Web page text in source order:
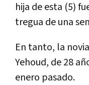
hija de esta (5)
tregua de una
En tanto, la
Yehoud, de 28
enero pasado.